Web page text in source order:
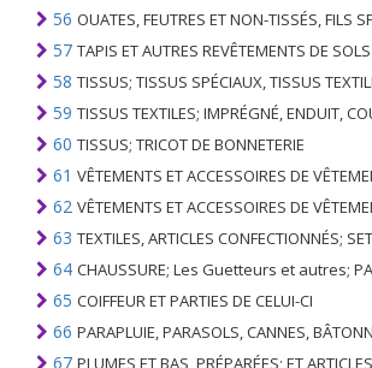
56 OUATES, FEUTRES ET NON-TISSÉS, FILS SPÉCIAUX; FICELLES, CORDES,
57 TAPIS ET AUTRES REVÊTEMENTS DE
58 TISSUS; TISSUS SPÉCIAUX, TISSUS TEXTILES TUFTED, DENTELLE,
59 TISSUS TEXTILES; IMPRÉGNÉ, ENDUIT, COUVERT OU LAMINÉ; ARTICLES TEXTILES D'UN
60 TISSUS; TRICOT DE BONNETERIE
61 VÊTEMENTS ET ACCESSOIRES DE VÊTEMENTS;
62 VÊTEMENTS ET ACCESSOIRES DE
63 TEXTILES, ARTICLES CONFECTIONNÉS; SETS; VÊTEMENTS PORTÉS ET
64 CHAUSSURE; Les Guetteurs et autres;
65 COIFFEUR ET PARTIES DE CELUI-CI
66 PARAPLUIE, PARASOLS, CANNES, BÂTONNETS, FOUETS, PLANTES DE
67 PLUMES ET BAS, PRÉPARÉES; ET ARTICLES EN PLUME OU EN BAS; FLEURS